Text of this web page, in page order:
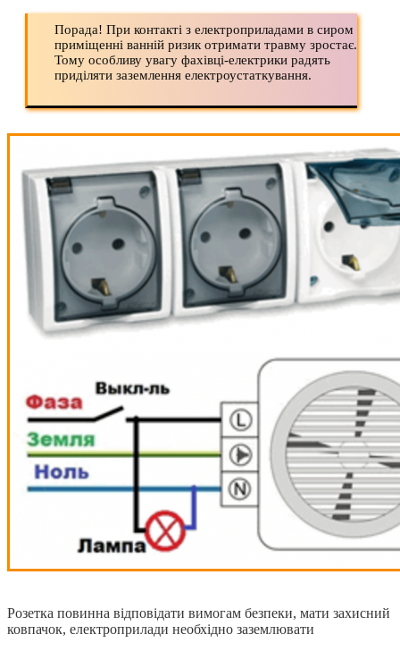
Порада! При контакті з електроприладами в сиром
приміщенні ванній ризик отримати травму зростає.
Тому особливу увагу фахівці-електрики радять
приділяти заземлення електроустаткування.
Розетка повинна відповідати вимогам безпеки, мати захисний
ковпачок, електроприлади необхідно заземлювати